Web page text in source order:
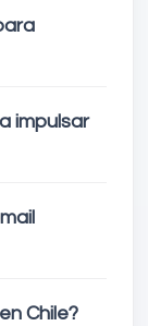
impulsar
Chile?